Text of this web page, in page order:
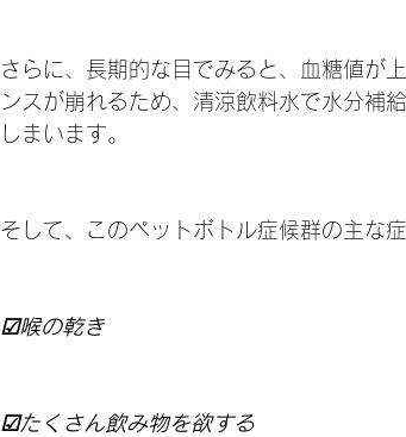
さらに、長期的な目でみると、血糖値が
ンスが崩れるため、清涼飲料水で水分補
しまいます。
そして、このペットボトル症候群の主な
☑喉の乾き
☑たくさん飲み物を欲する